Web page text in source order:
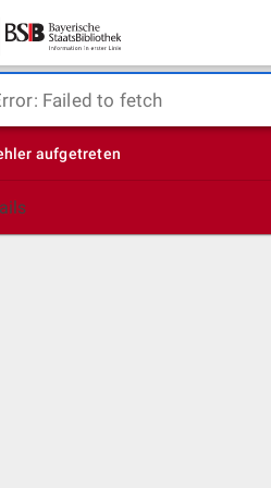
Failed to fetch
aufgetreten